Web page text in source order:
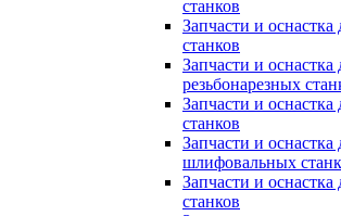
станков
Запчасти и
станков
Запчасти и оснастка
резьбонарезных
Запчасти и
станков
Запчасти и оснастка
шлифовальных
Запчасти и оснастка
станков